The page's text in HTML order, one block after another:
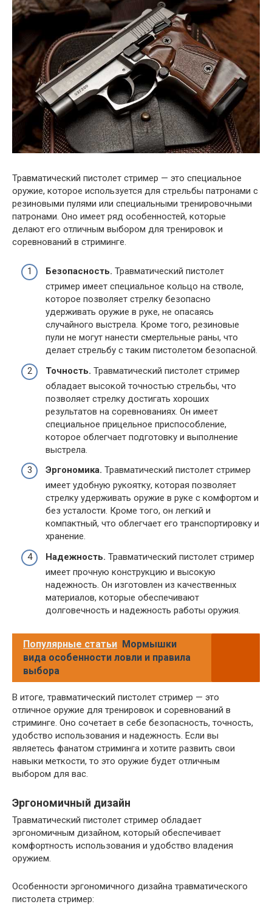
Травматический пистолет стример — это специальное
оружие, которое используется для стрельбы патронами с
резиновыми пулями или специальными тренировочными
патронами. Оно имеет ряд особенностей, которые
делают его отличным выбором для тренировок и
соревнований в стриминге.
Безопасность. Травматический пистолет
стример имеет специальное кольцо на стволе,
которое позволяет стрелку безопасно
удерживать оружие в руке, не опасаясь
случайного выстрела. Кроме того, резиновые
пули не могут нанести смертельные раны, что
делает стрельбу с таким пистолетом безопасной.
Точность. Травматический пистолет стример
обладает высокой точностью стрельбы, что
позволяет стрелку достигать хороших
результатов на соревнованиях. Он имеет
специальное прицельное приспособление,
которое облегчает подготовку и выполнение
выстрела.
Эргономика. Травматический пистолет стример
имеет удобную рукоятку, которая позволяет
стрелку удерживать оружие в руке с комфортом и
без усталости. Кроме того, он легкий и
компактный, что облегчает его транспортировку и
хранение.
Надежность. Травматический пистолет стример
имеет прочную конструкцию и высокую
надежность. Он изготовлен из качественных
материалов, которые обеспечивают
долговечность и надежность работы оружия.
Популярные статьи Мормышки
вида особенности ловли и правила
выбора
В итоге, травматический пистолет стример — это
отличное оружие для тренировок и соревнований в
стриминге. Оно сочетает в себе безопасность, точность,
удобство использования и надежность. Если вы
являетесь фанатом стриминга и хотите развить свои
навыки меткости, то это оружие будет отличным
выбором для вас.
Эргономичный дизайн
Травматический пистолет стример обладает
эргономичным дизайном, который обеспечивает
комфортность использования и удобство владения
оружием.
Особенности эргономичного дизайна травматического
пистолета стример: